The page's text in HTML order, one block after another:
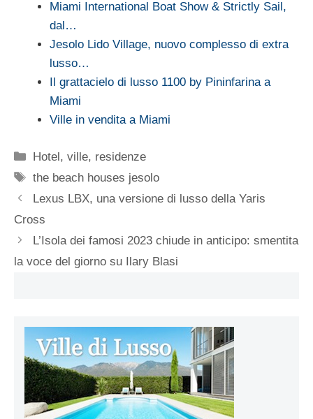
Miami International Boat Show & Strictly Sail,
dal…
Jesolo Lido Village, nuovo complesso di extra
lusso…
Il grattacielo di lusso 1100 by Pininfarina a
Miami
Ville in vendita a Miami
Categorie
Hotel, ville, residenze
Tag
the beach houses jesolo
Lexus LBX, una versione di lusso della Yaris
Cross
L’Isola dei famosi 2023 chiude in anticipo: smentita
la voce del giorno su Ilary Blasi